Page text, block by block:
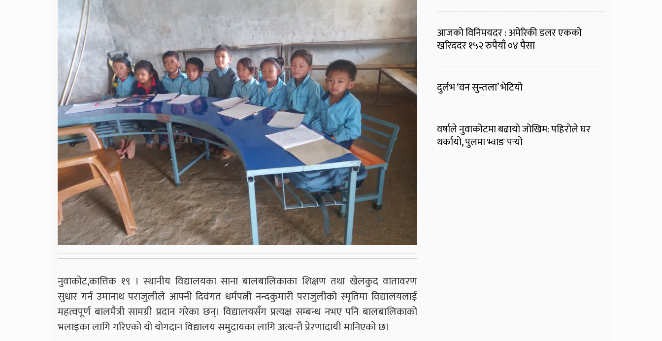
नुवाकोट,कात्तिक १९ । स्थानीय विद्यालयका साना बालबालिकाका शिक्षण तथा खेलकुद वातावरण
सुधार गर्न उमानाथ पराजुलीले आफ्नी दिवंगत धर्मपत्नी नन्दकुमारी पराजुलीको स्मृतिमा विद्यालयलाई
महत्वपूर्ण बालमैत्री सामग्री प्रदान गरेका छन्। विद्यालयसँग प्रत्यक्ष सम्बन्ध नभए पनि बालबालिकाको
भलाइका लागि गरिएको यो योगदान विद्यालय समुदायका लागि अत्यन्तै प्रेरणादायी मानिएको छ।
आजको विनिमयदर : अमेरिकी डलर एकको
खरिददर १५२ रुपैयाँ ०४ पैसा
दुर्लभ ‘वन सुन्तला’ भेटियो
वर्षाले नुवाकोटमा बढायो जोखिम: पहिरोले घर
थर्कायो, पुलमा भ्वाङ पर्‍यो